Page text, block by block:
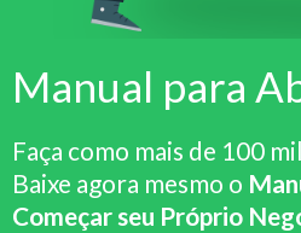
Manual para
Faça como mais de 100
Baixe agora mesmo o
Começar seu Próprio